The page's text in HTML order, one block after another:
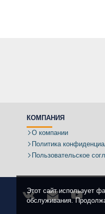
КОМПАНИЯ
О компании
Политика
Пользовательское
Этот сайт использует
обслуживания.